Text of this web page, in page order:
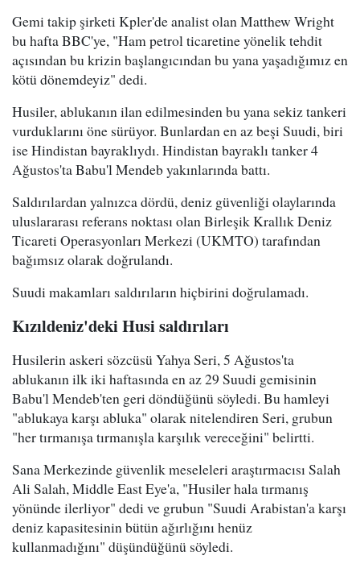
Gemi takip şirketi Kpler'de analist olan Matthew Wright
bu hafta BBC'ye, "Ham petrol ticaretine yönelik tehdit
açısından bu krizin başlangıcından bu yana yaşadığımız en
kötü dönemdeyiz" dedi.
Husiler, ablukanın ilan edilmesinden bu yana sekiz tankeri
vurduklarını öne sürüyor. Bunlardan en az beşi Suudi, biri
ise Hindistan bayraklıydı. Hindistan bayraklı tanker 4
Ağustos'ta Babu'l Mendeb yakınlarında battı.
Saldırılardan yalnızca dördü, deniz güvenliği olaylarında
uluslararası referans noktası olan Birleşik Krallık Deniz
Ticareti Operasyonları Merkezi (UKMTO) tarafından
bağımsız olarak doğrulandı.
Suudi makamları saldırıların hiçbirini doğrulamadı.
Kızıldeniz'deki Husi saldırıları
Husilerin askeri sözcüsü Yahya Seri, 5 Ağustos'ta
ablukanın ilk iki haftasında en az 29 Suudi gemisinin
Babu'l Mendeb'ten geri döndüğünü söyledi. Bu hamleyi
"ablukaya karşı abluka" olarak nitelendiren Seri, grubun
"her tırmanışa tırmanışla karşılık vereceğini" belirtti.
Sana Merkezinde güvenlik meseleleri araştırmacısı Salah
Ali Salah, Middle East Eye'a, "Husiler hala tırmanış
yönünde ilerliyor" dedi ve grubun "Suudi Arabistan'a karşı
deniz kapasitesinin bütün ağırlığını henüz
kullanmadığını" düşündüğünü söyledi.